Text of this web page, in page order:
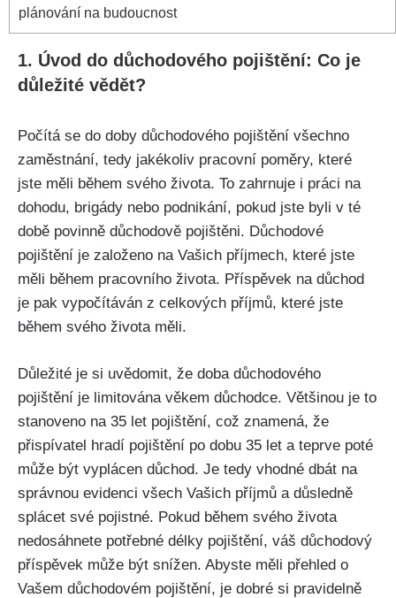
plánování na budoucnost
1. Úvod do důchodového pojištění: Co je
důležité vědět?
Počítá se do doby důchodového pojištění všechno
zaměstnání, tedy jakékoliv pracovní poměry, které
jste měli během svého života. To zahrnuje i práci na
dohodu, brigády nebo podnikání, pokud jste byli v té
době povinně důchodově pojištěni. Důchodové
pojištění je založeno na Vašich příjmech, které jste
měli během pracovního života. Příspěvek na důchod
je pak vypočítáván z celkových příjmů, které jste
během svého života měli.
Důležité je si uvědomit, že doba důchodového
pojištění je limitována věkem důchodce. Většinou je to
stanoveno na 35 let pojištění, což znamená, že
přispívatel hradí pojištění po dobu 35 let a teprve poté
může být vyplácen důchod. Je tedy vhodné dbát na
správnou evidenci všech Vašich příjmů a důsledně
splácet své pojistné. Pokud během svého života
nedosáhnete potřebné délky pojištění, váš důchodový
příspěvek může být snížen. Abyste měli přehled o
Vašem důchodovém pojištění, je dobré si pravidelně